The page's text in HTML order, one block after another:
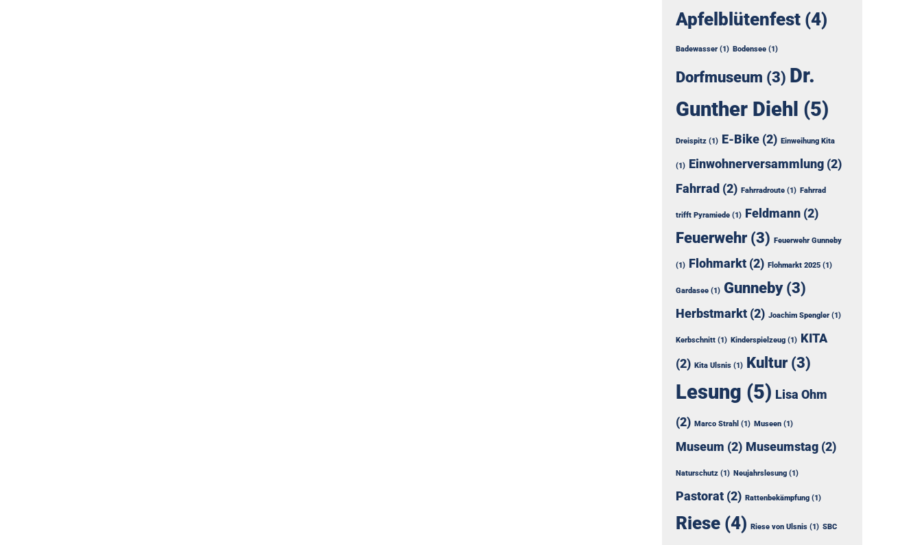
Apfelblütenfest(4)
Badewasser(1) Bodensee(1)
Dorfmuseum (3) Dr.
Gunther Diehl (5)
Dreispitz(1) E-Bike(2) Einweihung Kita
(1) Einwohnerversammlung(2)
Fahrrad (2) Fahrradroute(1) Fahrrad
trifft Pyramiede(1) Feldmann(2)
Feuerwehr(3) Feuerwehr Gunneby
(1) Flohmarkt(2) Flohmarkt 2025(1)
Gardasee(1) Gunneby(3)
Herbstmarkt(2) Joachim Spengler(1)
Kerbschnitt(1) Kinderspielzeug(1)
KITA
(2) Kita Ulsnis(1) Kultur(3)
Lesung (5) Lisa Ohm
(2) Marco Strahl (1) Museen(1)
Museum (2) Museumstag(2)
Naturschutz(1) Neujahrslesung(1)
Pastorat(2) Rattenbekämpfung(1)
Riese(4) Riese von Ulsnis(1) SBC